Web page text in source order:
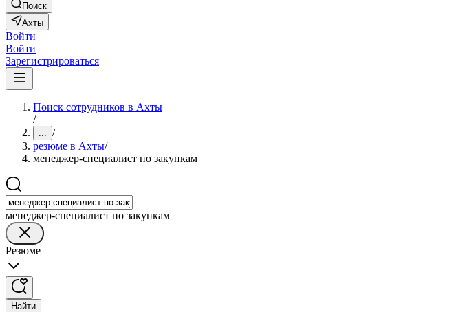
Поиск
Ахты
Войти
Войти
Зарегистрироваться
Поиск сотрудников в Ахты
/
... /
резюме в Ахты/
менеджер-специалист по закупкам
менеджер-специалист по закупкам
Резюме
Найти